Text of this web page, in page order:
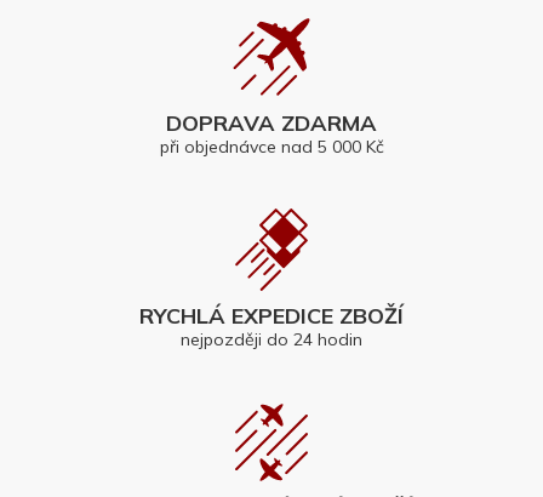
DOPRAVA ZDARMA
při objednávce nad 5 000 Kč
RYCHLÁ EXPEDICE ZBOŽÍ
nejpozději do 24 hodin